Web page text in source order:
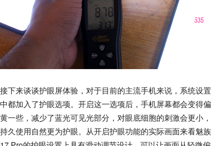
接下来谈谈护眼屏体验，对于目前的主流手机来说，系统设置
中都加入了护眼选项。开启这一选项后，手机屏幕都会变得偏
黄一些，减少了蓝光可见光部分，对眼底细胞的刺激会更小，
持久使用自然更为护眼。从开启护眼功能的实际画面来看魅族